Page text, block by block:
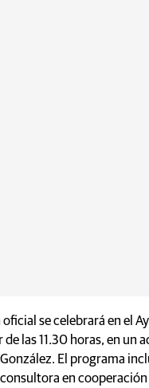
oficial se celebrará en el
las 11.30 horas, en un
El programa
en